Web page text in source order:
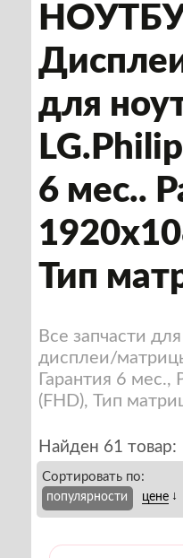
для
6 мес..
Тип
Все запчасти
дисплеи/
Гарантия 6
(FHD), Тип
Найден 61 товар:
Сортировать по:
популярности цене ↓